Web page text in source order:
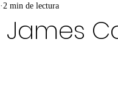
Microproxectos
James
2 min de lectura